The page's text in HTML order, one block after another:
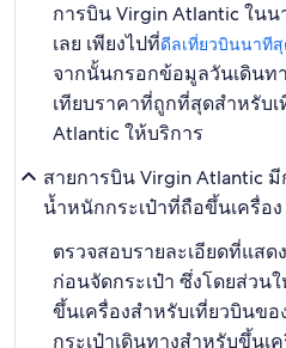
การบิน Virgin Atlantic ใน
เลย เพียงไปที่ดีลเที่ยวบินนาที
จากนั้นกรอกข้อมูลวันเดินท
เทียบราคาที่ถูกที่สุดสำหรับ
Atlantic ให้บริการ
สายการบิน Virgin Atlantic มี
น้ำหนักกระเป๋าที่ถือขึ้นเครื่อง
ตรวจสอบรายละเอียดที่แสด
ก่อนจัดกระเป๋า ซึ่งโดยส่วน
ขึ้นเครื่องสำหรับเที่ยวบินขอ
กระเป๋าเดินทางสำหรับขึ้นเ